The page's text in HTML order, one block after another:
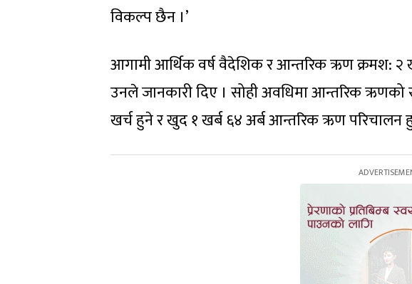
विकल्प छैन ।’
आगामी आर्थिक वर्ष वैदेशिक र आन्तरिक ऋण क्रमश: २
उनले जानकारी दिए । सोही अवधिमा आन्तरिक ऋणको
खर्च हुने र खुद १ खर्ब ६४ अर्ब आन्तरिक ऋण परिचालन